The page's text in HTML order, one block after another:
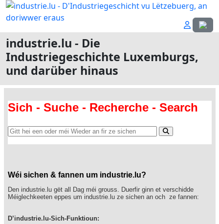
industrie.lu - Die
Industriegeschichte Luxemburgs,
und darüber hinaus